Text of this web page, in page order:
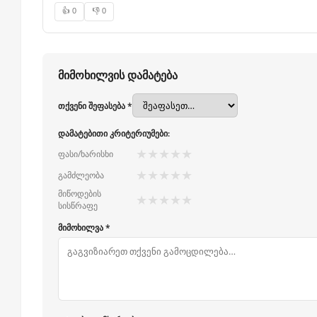
👍 0 👎 0
მიმოხილვის დამატება
თქვენი შეფასება *
დამატებითი კრიტერიუმები:
ფასი/ხარისხი
★ ★ ★ ★ ★
გამძლეობა ★ ★ ★ ★ ★
მიწოდების
სისწრაფე
★ ★ ★ ★ ★
მიმოხილვა *